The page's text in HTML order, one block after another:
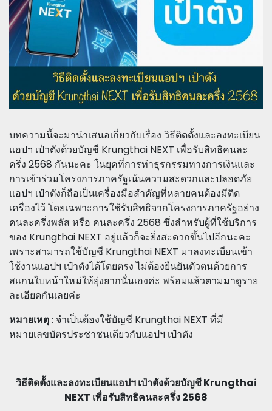
บทความนี้จะมานำเสนอเกี่ยวกับเรื่อง วิธีติดตั้งและลงทะเบียน
แอปฯ เป๋าตังด้วยบัญชี Krungthai NEXT เพื่อรับสิทธิคนละ
ครึ่ง 2568 กันนะคะ ในยุคที่การทำธุรกรรมทางการเงินและ
การเข้าร่วมโครงการภาครัฐเน้นความสะดวกและปลอดภัย
แอปฯ เป๋าตังก็ถือเป็นเครื่องมือสำคัญที่หลายคนต้องมีติด
เครื่องไว้ โดยเฉพาะการใช้รับสิทธิจากโครงการภาครัฐอย่าง
คนละครึ่งพลัส หรือ คนละครึ่ง 2568 ซึ่งสำหรับผู้ที่ใช้บริการ
ของ Krungthai NEXT อยู่แล้วก็จะยิ่งสะดวกขึ้นไปอีกนะคะ
เพราะสามารถใช้บัญชี Krungthai NEXT มาลงทะเบียนเข้า
ใช้งานแอปฯ เป๋าตังได้โดยตรง ไม่ต้องยืนยันตัวตนด้วยการ
สแกนใบหน้าใหม่ให้ยุ่งยากนั่นเองค่ะ พร้อมแล้วตามมาดูราย
ละเอียดกันเลยค่ะ
หมายเหตุ: จำเป็นต้องใช้บัญชี Krungthai NEXT ที่มี
หมายเลขบัตรประชาชนเดียวกับแอปฯ เป๋าตัง
วิธีติดตั้งและลงทะเบียนแอปฯ เป๋าตังด้วยบัญชี Krungthai
NEXT เพื่อรับสิทธิคนละครึ่ง 2568